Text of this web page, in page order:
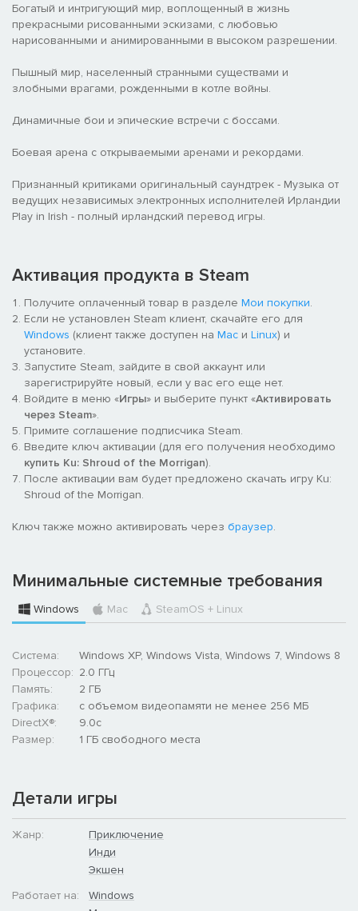
Богатый и интригующий мир, воплощенный в жизнь
прекрасными рисованными эскизами, с любовью
нарисованными и анимированными в высоком разрешении.
Пышный мир, населенный странными существами и
злобными врагами, рожденными в котле войны.
Динамичные бои и эпические встречи с боссами.
Боевая арена с открываемыми аренами и рекордами.
Признанный критиками оригинальный саундтрек - Музыка от
ведущих независимых электронных исполнителей Ирландии
Play in Irish - полный ирландский перевод игры.
Активация продукта в Steam
Получите оплаченный товар в разделе Мои покупки.
Если не установлен Steam клиент, скачайте его для
Windows (клиент также доступен на Mac и Linux) и
установите.
Запустите Steam, зайдите в свой аккаунт или
зарегистрируйте новый, если у вас его еще нет.
Войдите в меню «Игры» и выберите пункт «Активировать
через Steam».
Примите соглашение подписчика Steam.
Введите ключ активации (для его получения необходимо
купить Ku: Shroud of the Morrigan).
После активации вам будет предложено скачать игру Ku:
Shroud of the Morrigan.
Ключ также можно активировать через браузер.
Минимальные системные требования
Windows Mac SteamOS + Linux
Система:
Windows XP, Windows Vista, Windows 7, Windows 8
Процессор: 2.0 ГГц
Память:
2 ГБ
Графика:
с объемом видеопамяти не менее 256 МБ
DirectX®:
9.0c
Размер:
1 ГБ свободного места
Детали игры
Жанр:
Приключение
Инди
Экшен
Работает на:
Windows